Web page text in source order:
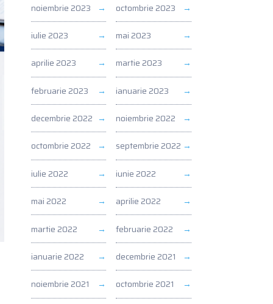
noiembrie 2023 octombrie 2023
iulie 2023 mai 2023
aprilie 2023 martie 2023
februarie 2023 ianuarie 2023
decembrie 2022 noiembrie 2022
octombrie 2022 septembrie 2022
iulie 2022 iunie 2022
mai 2022 aprilie 2022
martie 2022 februarie 2022
ianuarie 2022 decembrie 2021
noiembrie 2021 octombrie 2021